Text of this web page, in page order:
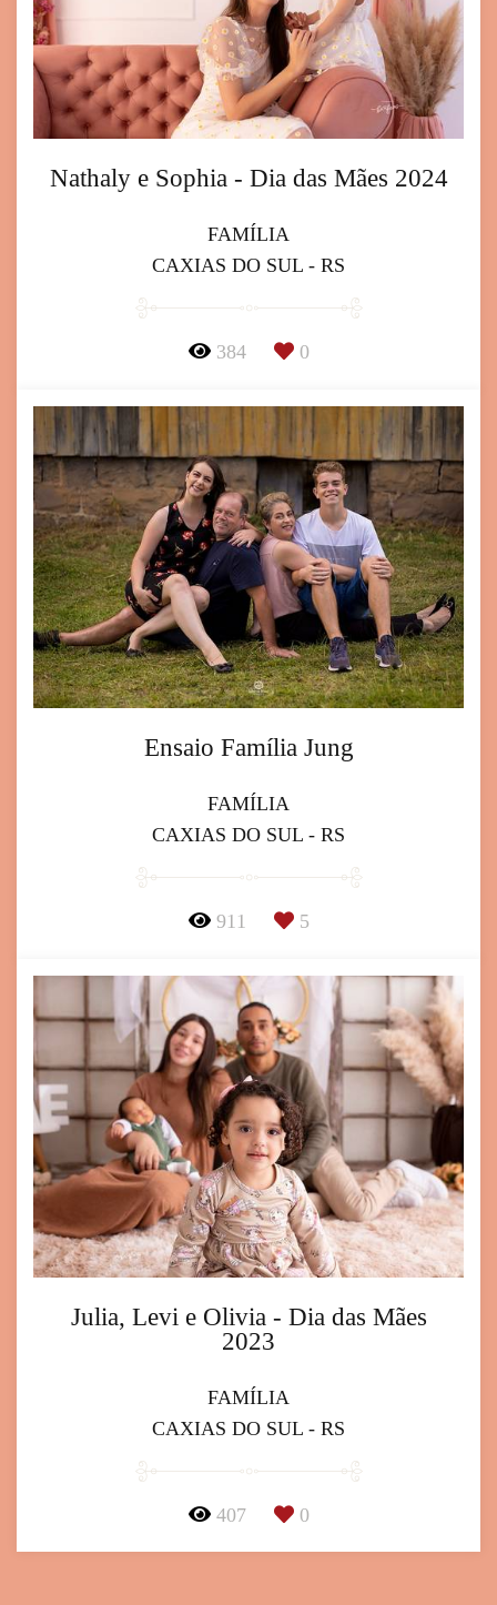
Nathaly e Sophia - Dia das Mães 2024
FAMÍLIA
CAXIAS DO SUL - RS
384 0
Ensaio Família Jung
FAMÍLIA
CAXIAS DO SUL - RS
911 5
Julia, Levi e Olivia - Dia das Mães
2023
FAMÍLIA
CAXIAS DO SUL - RS
407 0